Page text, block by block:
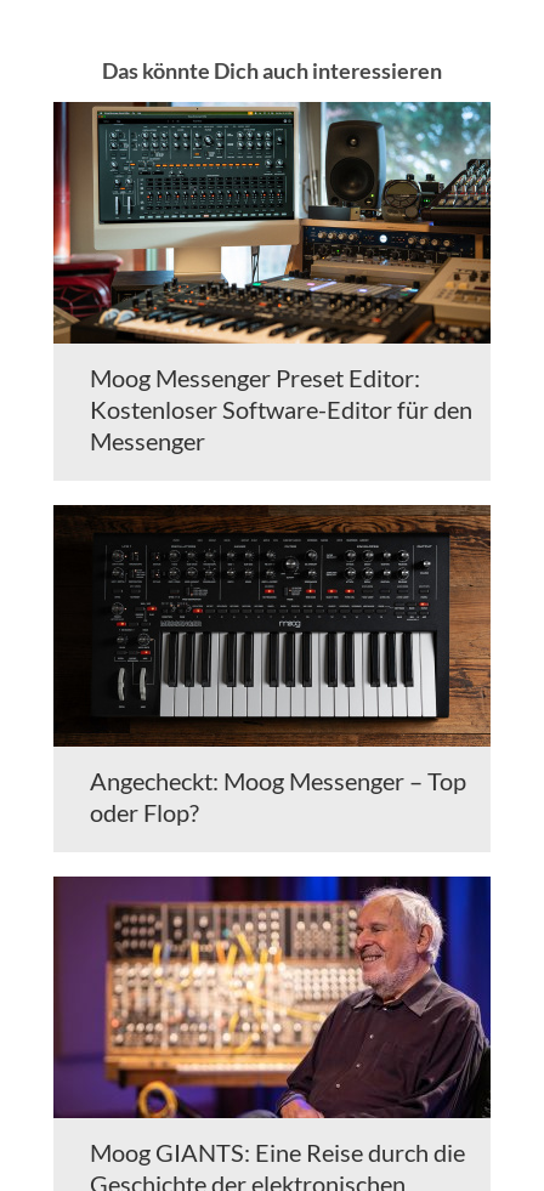
Das könnte Dich auch interessieren
Moog Messenger Preset Editor:
Kostenloser Software-Editor für den
Messenger
Angecheckt: Moog Messenger – Top
oder Flop?
Moog GIANTS: Eine Reise durch die
Geschichte der elektronischen